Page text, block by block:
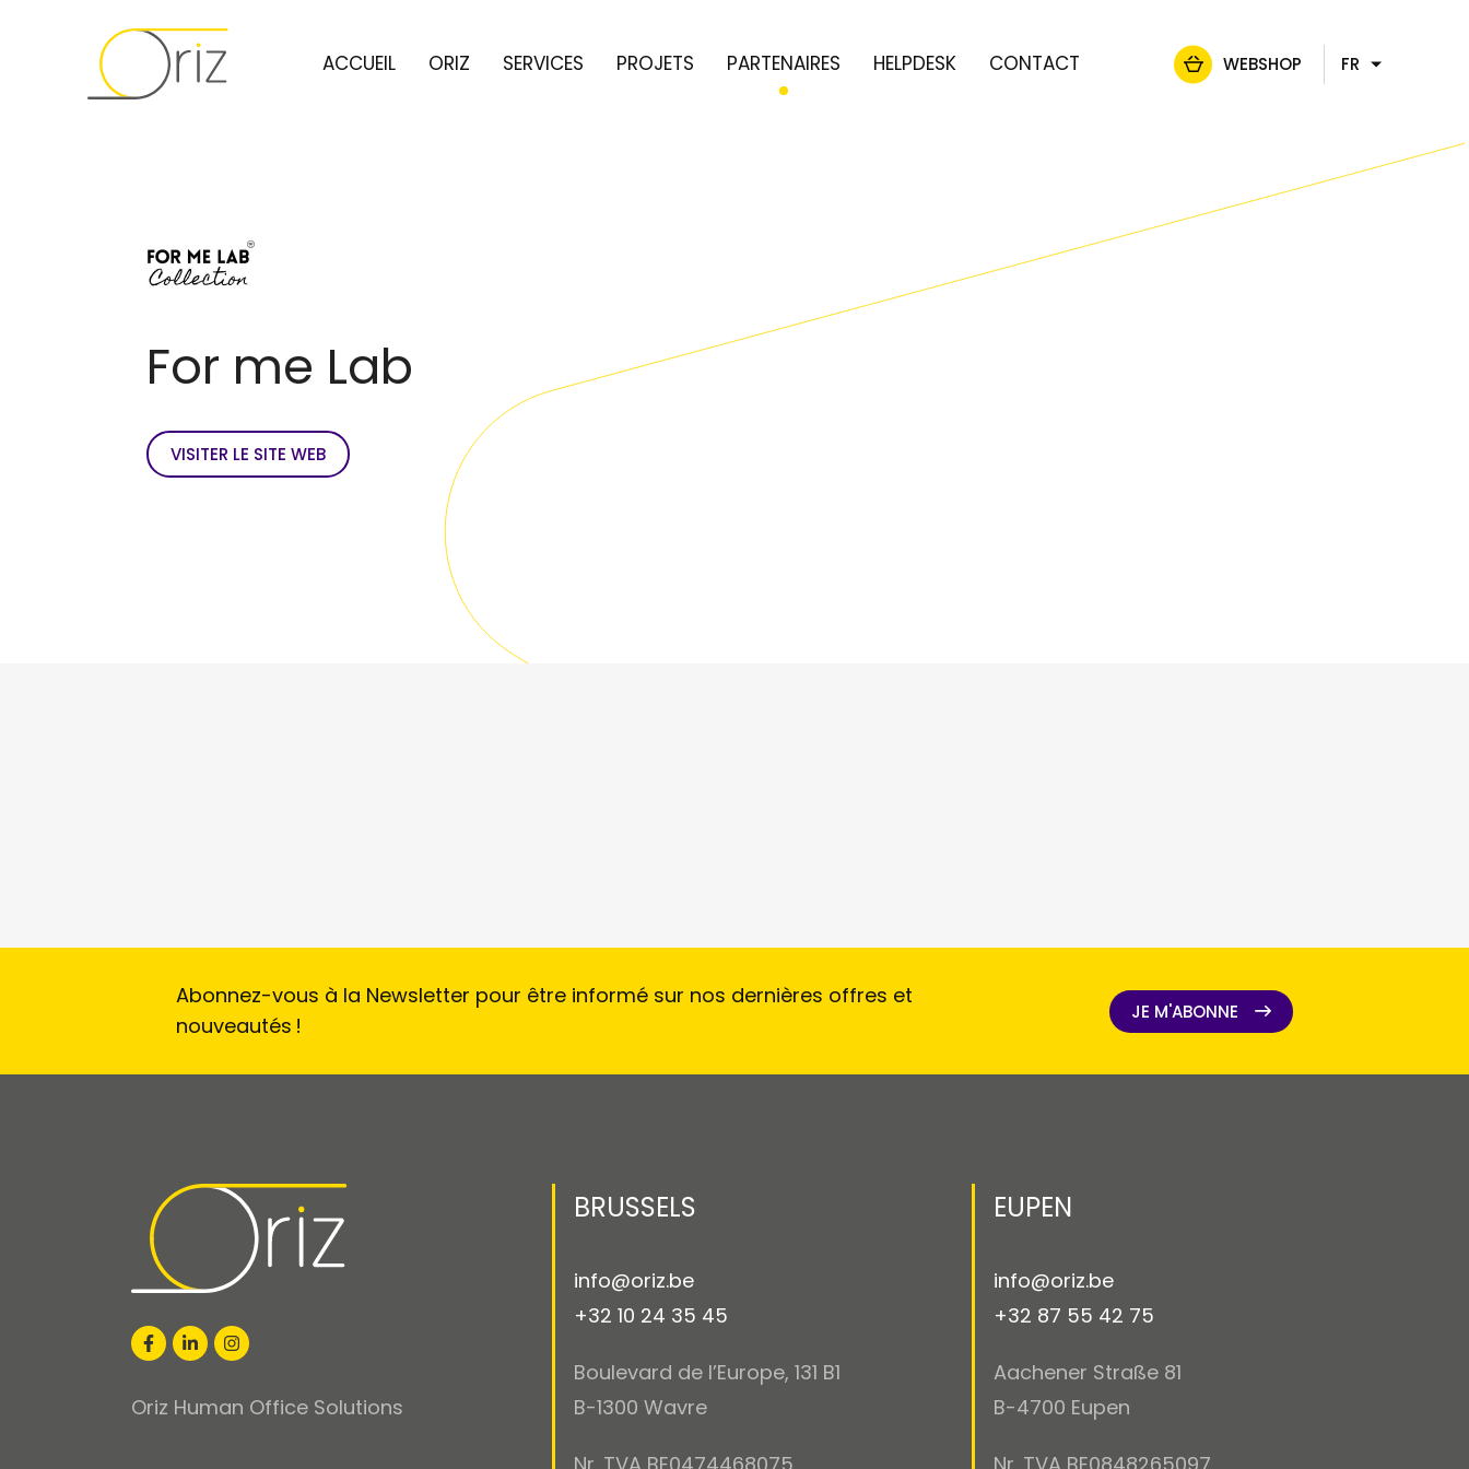
ACCUEIL ORIZ SERVICES PROJETS PARTENAIRES HELPDESK CONTACT WEBSHOP
FR
EN
For me Lab
VISITER LE SITE WEB
Abonnez-vous à la Newsletter pour être informé sur nos dernières offres et
nouveautés !
JE M'ABONNE
Oriz Human Office Solutions
BRUSSELS
info@oriz.be
+32 10 24 35 45
Boulevard de l’Europe, 131 B1
B-1300 Wavre
EUPEN
info@oriz.be
+32 87 55 42 75
Aachener Straße 81
B-4700 Eupen